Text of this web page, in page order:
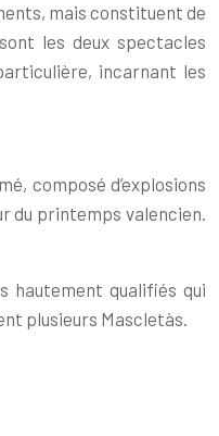
mais constituent de
les deux spectacles
incarnant les
composé d’explosions
du printemps valencien.
hautement qualifiés qui
plusieurs Mascletàs.